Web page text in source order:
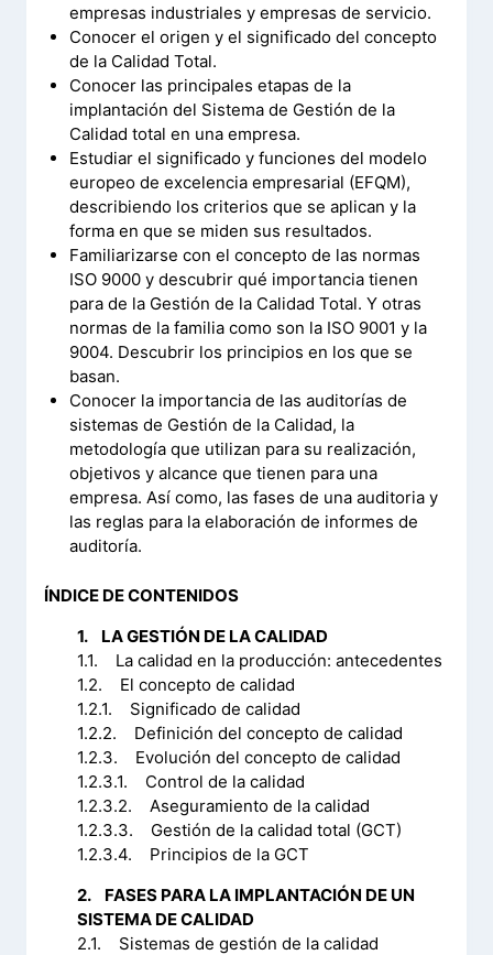
empresas industriales y empresas de servicio.
Conocer el origen y el significado del concepto
de la Calidad Total.
Conocer las principales etapas de la
implantación del Sistema de Gestión de la
Calidad total en una empresa.
Estudiar el significado y funciones del modelo
europeo de excelencia empresarial (EFQM),
describiendo los criterios que se aplican y la
forma en que se miden sus resultados.
Familiarizarse con el concepto de las normas
ISO 9000 y descubrir qué importancia tienen
para de la Gestión de la Calidad Total. Y otras
normas de la familia como son la ISO 9001 y la
9004. Descubrir los principios en los que se
basan.
Conocer la importancia de las auditorías de
sistemas de Gestión de la Calidad, la
metodología que utilizan para su realización,
objetivos y alcance que tienen para una
empresa. Así como, las fases de una auditoria y
las reglas para la elaboración de informes de
auditoría.
ÍNDICE DE CONTENIDOS
1. LA GESTIÓN DE LA CALIDAD
1.1. La calidad en la producción: antecedentes
1.2. El concepto de calidad
1.2.1. Significado de calidad
1.2.2. Definición del concepto de calidad
1.2.3. Evolución del concepto de calidad
1.2.3.1. Control de la calidad
1.2.3.2. Aseguramiento de la calidad
1.2.3.3. Gestión de la calidad total (GCT)
1.2.3.4. Principios de la GCT
2. FASES PARA LA IMPLANTACIÓN DE UN
SISTEMA DE CALIDAD
2.1. Sistemas de gestión de la calidad